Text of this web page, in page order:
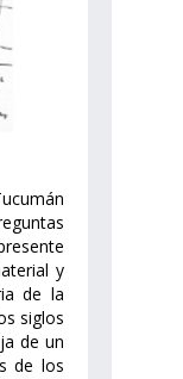
y
de la
siglos
de un
de los